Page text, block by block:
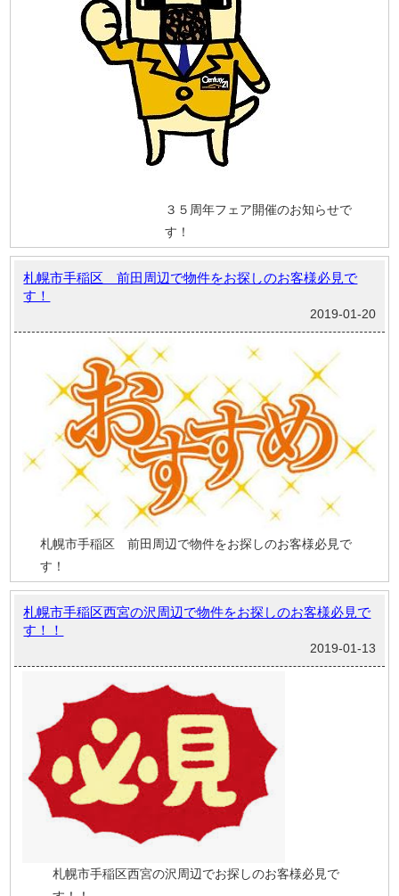
３５周年フェア開催のお知らせで
す！
札幌市手稲区 前田周辺で物件をお探しのお客様必見で
す！
2019-01-20
札幌市手稲区 前田周辺で物件をお探しのお客様必見で
す！
札幌市手稲区西宮の沢周辺で物件をお探しのお客様必見で
す！！
2019-01-13
札幌市手稲区西宮の沢周辺でお探しのお客様必見で